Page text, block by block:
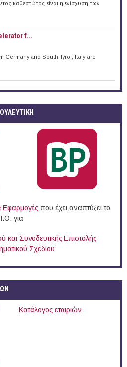
καθεστώτος είναι η ενίσχυση των
f...
Germany and South Tyrol, Italy are
Eφαρμογές που έχει αναπτύξει το
για
και Συνοδευτικής Επιστολής
Σχεδίου
Κατάλογος εταιριών